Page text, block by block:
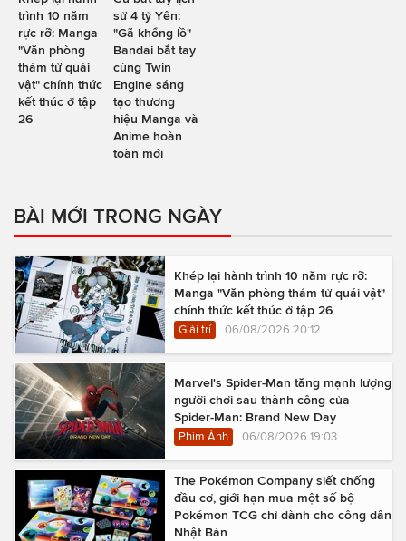
trình 10 năm
rực rỡ: Manga
"Văn phòng
thám tử quái
vật" chính thức
kết thúc ở tập
26
sử 4 tỷ Yên:
"Gã khổng lồ"
Bandai bắt tay
cùng Twin
Engine sáng
tạo thương
hiệu Manga và
Anime hoàn
toàn mới
BÀI MỚI TRONG NGÀY
Khép lại hành trình 10 năm rực rỡ:
Manga "Văn phòng thám tử quái vật"
chính thức kết thúc ở tập 26
Giải trí 06/08/2026 20:12
Marvel's Spider-Man tăng mạnh lượng
người chơi sau thành công của
Spider-Man: Brand New Day
Phim Ảnh 06/08/2026 19:03
The Pokémon Company siết chống
đầu cơ, giới hạn mua một số bộ
Pokémon TCG chỉ dành cho công dân
Nhật Bản